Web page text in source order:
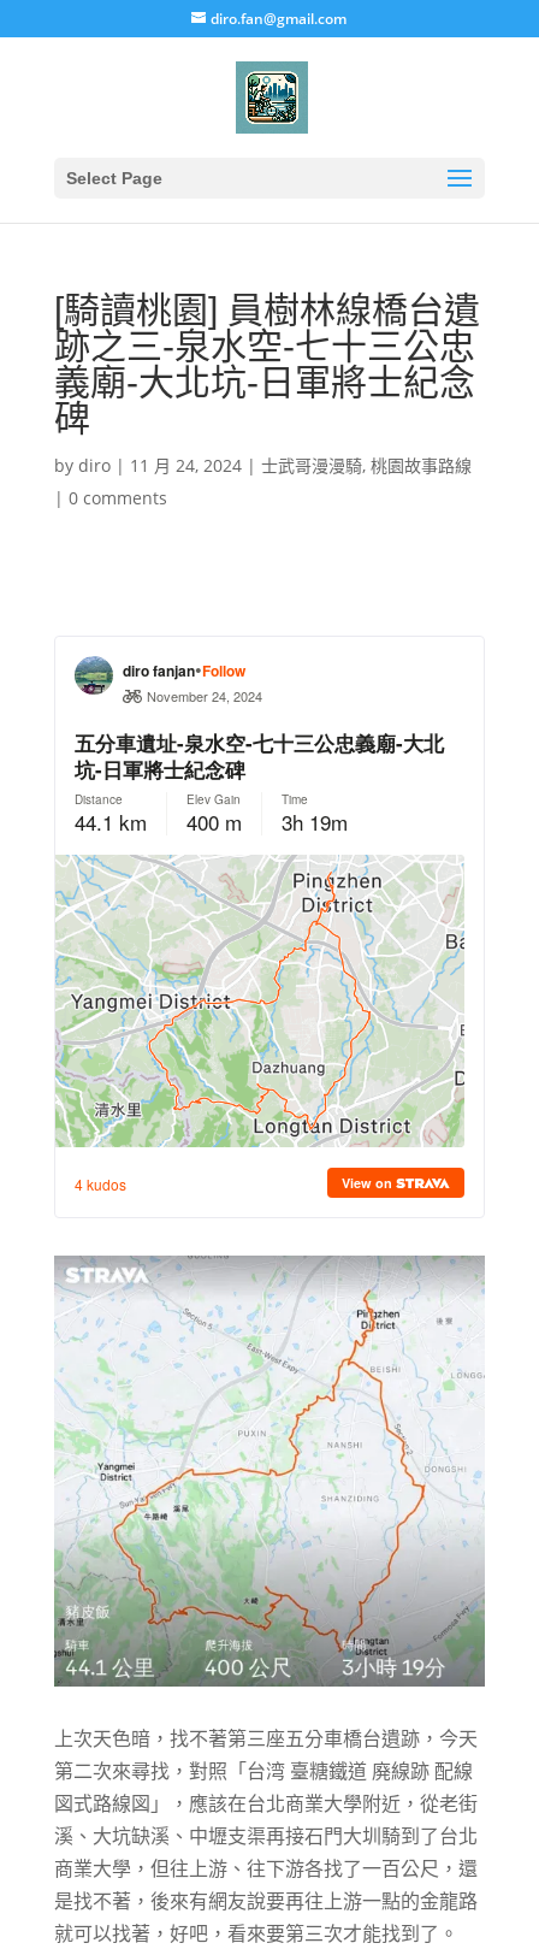
diro.fan@gmail.com
Select Page
[騎讀桃園] 員樹林線橋台遺
跡之三-泉水空-七十三公忠
義廟-大北坑-日軍將士紀念
碑
by diro| 11 月 24, 2024| 士武哥漫漫騎, 桃園故事路線
| 0 comments
上次天色暗，找不著第三座五分車橋台遺跡，今天
第二次來尋找，對照「台湾 臺糖鐵道 廃線跡 配線
図式路線図」，應該在台北商業大學附近，從老街
溪、大坑缺溪、中壢支渠再接石門大圳騎到了台北
商業大學，但往上游、往下游各找了一百公尺，還
是找不著，後來有網友說要再往上游一點的金龍路
就可以找著，好吧，看來要第三次才能找到了。